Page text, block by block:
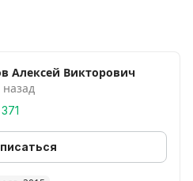
Алексей Викторович